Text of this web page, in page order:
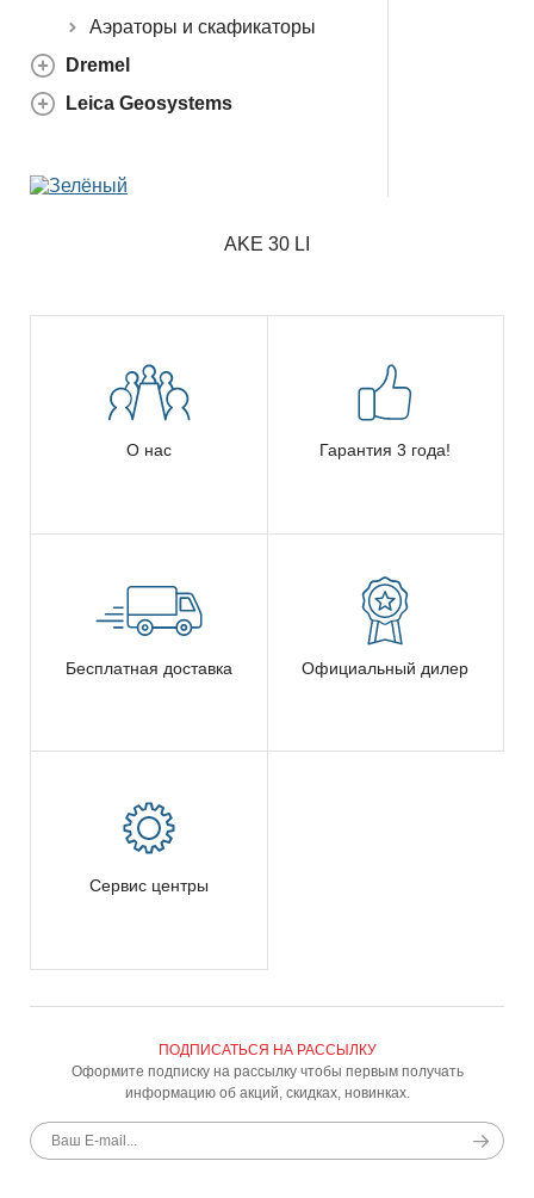
Аэраторы и скафикаторы
Dremel
Leica Geosystems
AKE 30 LI
О нас Гарантия 3 года!
Бесплатная доставка Официальный дилер
Сервис центры
ПОДПИСАТЬСЯ НА РАССЫЛКУ
Оформите подписку на рассылку чтобы первым получать
информацию об акций, скидках, новинках.